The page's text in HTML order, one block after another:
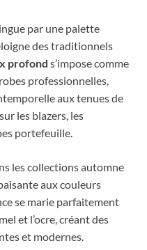
par une palette
des traditionnels
profond s’impose comme
professionnelles,
aux tenues de
les blazers, les
portefeuille.
les collections automne
aux couleurs
se marie parfaitement
et l’ocre, créant des
et modernes.